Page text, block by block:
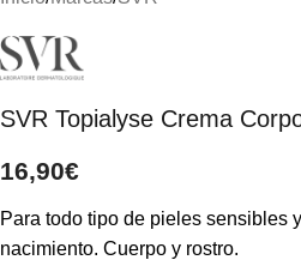
SVR Topialyse Crema
16,90€
Para todo tipo de pieles sensibles
nacimiento. Cuerpo y rostro.